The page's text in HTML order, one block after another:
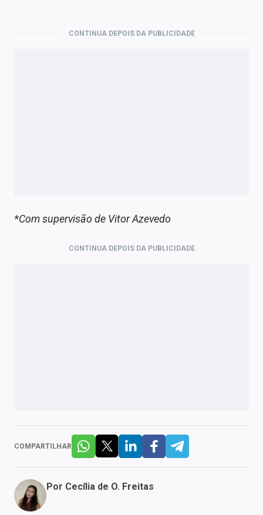
CONTINUA DEPOIS DA PUBLICIDADE
*Com supervisão de Vitor Azevedo
CONTINUA DEPOIS DA PUBLICIDADE
COMPARTILHAR
Por Cecília de O. Freitas